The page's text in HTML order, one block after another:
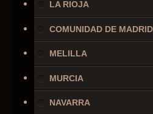
LA RIOJA
COMUNIDAD DE MADRID
MELILLA
MURCIA
NAVARRA